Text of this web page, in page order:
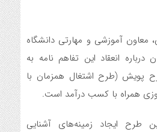
معاون آموزشی و مهارتی دانشگاه
درباره انعقاد این تفاهم نامه به
پویش (طرح اشتغال همزمان با
همراه با کسب درآمد است.
طرح ایجاد زمینه‌های آشنایی